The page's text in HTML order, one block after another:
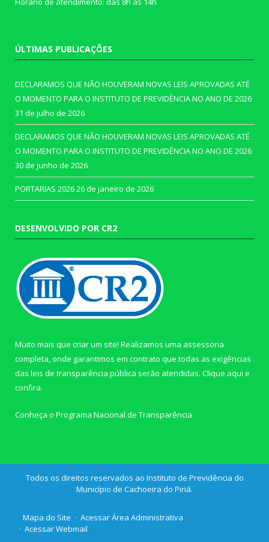
ÚLTIMAS PUBLICAÇÕES
DECLARAMOS QUE NÃO HOUVERAM NOVAS LEIS APROVADAS ATÉ
O MOMENTO PARA O INSTITUTO DE PREVIDÊNCIA NO ANO DE 2026
31 de julho de 2026
DECLARAMOS QUE NÃO HOUVERAM NOVAS LEIS APROVADAS ATÉ
O MOMENTO PARA O INSTITUTO DE PREVIDÊNCIA NO ANO DE 2026
30 de junho de 2026
PORTARIAS 202626 de janeiro de 2026
DESENVOLVIDO POR CR2
Muito mais que criar um site! Realizamos uma assessoria
completa, onde garantimos em contrato que todas as exigências
das leis de transparência pública serão atendidas. Clique aqui e
confira.
Conheça o Programa Nacional de Transparência
Todos os direitos reservados ao Instituto de Previdência do
Município de Cachoeira do Piriá.
Mapa do Site
Acessar Área Administrativa
Acessar Webmail